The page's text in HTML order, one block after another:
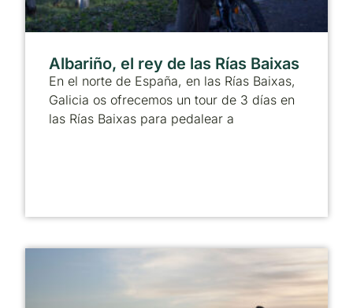
Albariño, el rey de las Rías Baixas
En el norte de España, en las Rías Baixas,
Galicia os ofrecemos un tour de 3 días en
las Rías Baixas para pedalear a